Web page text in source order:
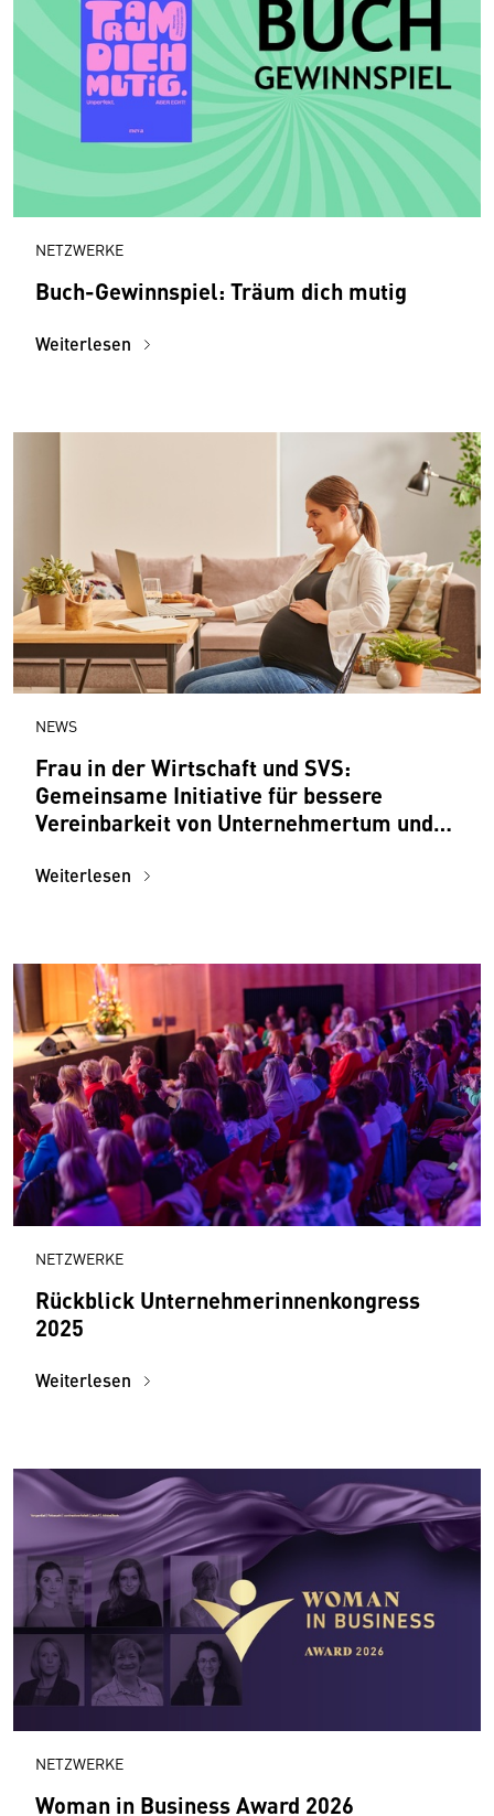
NETZWERKE
Buch-Gewinnspiel: Träum dich mutig
Weiterlesen
NEWS
Frau in der Wirtschaft und SVS:
Gemeinsame Initiative für bessere
Vereinbarkeit von Unternehmertum und
Weiterlesen
NETZWERKE
Rückblick Unternehmerinnenkongress
2025
Weiterlesen
NETZWERKE
Woman in Business Award 2026